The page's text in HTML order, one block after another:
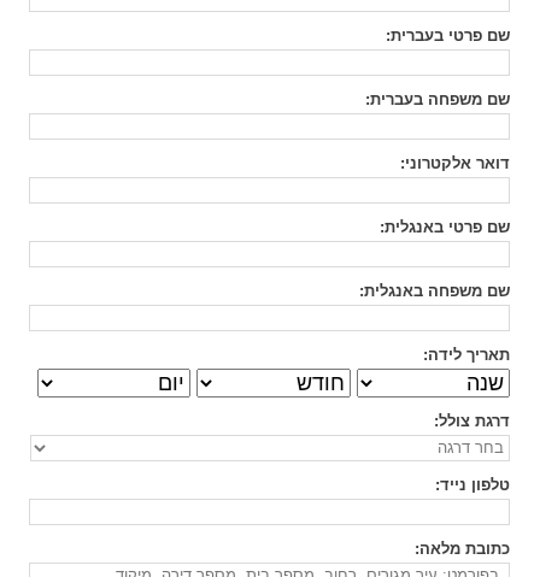
שם פרטי בעברית:
שם משפחה בעברית:
דואר אלקטרוני:
שם פרטי באנגלית:
שם משפחה באנגלית:
תאריך לידה:
דרגת צולל:
טלפון נייד:
כתובת מלאה: